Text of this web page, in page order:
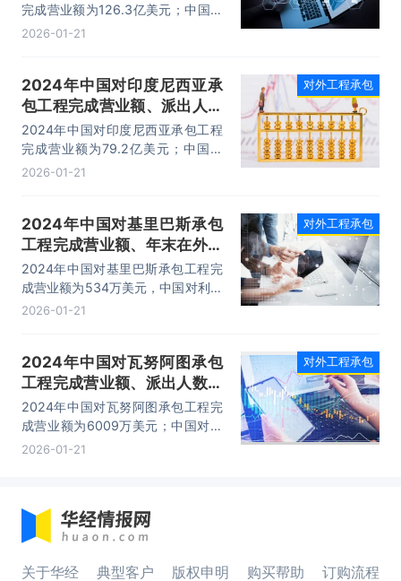
完成营业额为126.3亿美元；中国对
利比里亚承包工程派出人数有
2026-01-21
2024年中国对印度尼西亚承
包工程完成营业额、派出人数
和年末在外劳务人员情况统计
2024年中国对印度尼西亚承包工程
完成营业额为79.2亿美元；中国对
利比里亚承包工程派出人数有27404
2026-01-21
对外工程承包
2024年中国对基里巴斯承包
工程完成营业额、年末在外劳
务人员情况统计
2024年中国对基里巴斯承包工程完
成营业额为534万美元，中国对利比
里亚承包工程年末在外劳务人员有2
2026-01-21
对外工程承包
2024年中国对瓦努阿图承包
工程完成营业额、派出人数和
年末在外劳务人员情况统计
2024年中国对瓦努阿图承包工程完
成营业额为6009万美元；中国对利
比里亚承包工程派出人数有83人，
2026-01-21
对外工程承包
关于华经 典型客户 版权申明 购买帮助 订购流程